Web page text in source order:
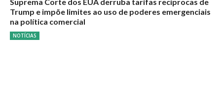
Trump e impõe limites ao uso de poderes emergenciais
na política comercial
NOTÍCIAS